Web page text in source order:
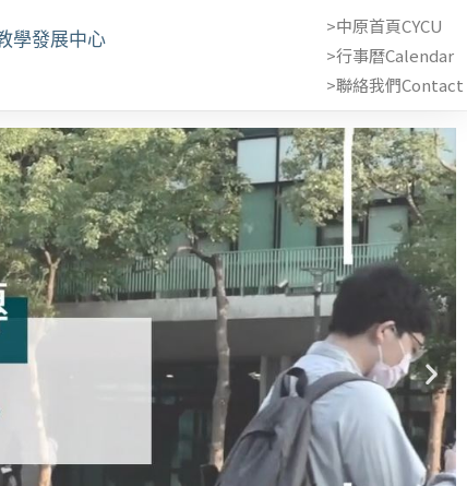
教學發展中心
>中原首頁CYCU
>行事曆Calendar
>聯絡我們Contact